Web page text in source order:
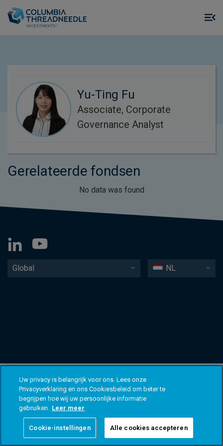
Yu-Ting Fu
Associate, Corporate
Governance Analyst
Gerelateerde fondsen
No data was found
Global NL
Uw privacy is belangrijk voor ons. Lees onze
Privacyverklaring en ons Cookiesbeleid om beter te
begrijpen hoe wij uw persoonlijke informatie
gebruiken. Leer meer
Cookie-instellingen Alle cookies accepteren